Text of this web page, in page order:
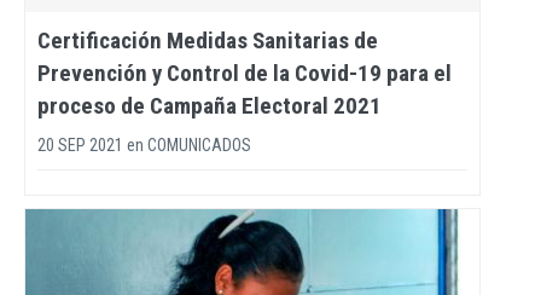
Certificación Medidas Sanitarias de
Prevención y Control de la Covid-19 para el
proceso de Campaña Electoral 2021
20 SEP 2021 en COMUNICADOS